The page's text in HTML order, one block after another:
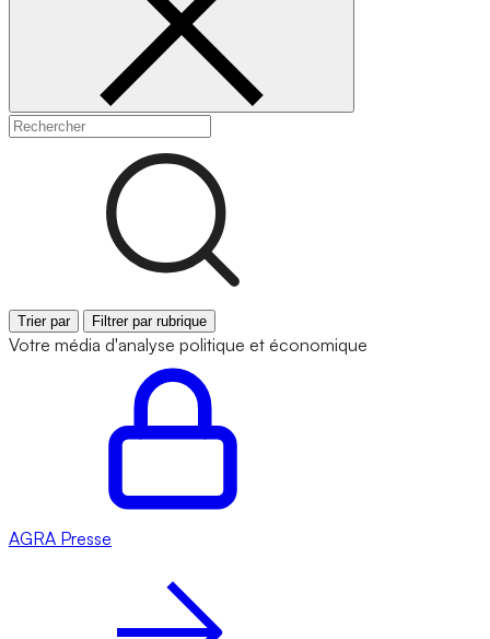
Trier par Filtrer par rubrique
Votre média d'analyse politique et économique
AGRA Presse